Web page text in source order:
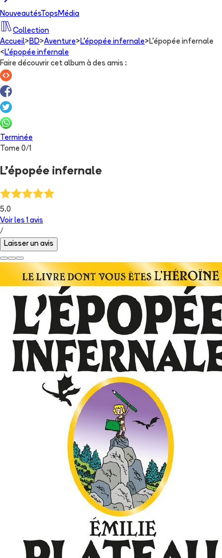
NouveautésTops Média
Collection
Accueil> BD>Aventure> L'épopée infernale> L'épopée infernale
< L'épopée infernale
Faire découvrir cet album à des amis :
Terminée
Tome 0/1
L'épopée infernale
5.0
Voir les 1 avis
/
Laisser un avis